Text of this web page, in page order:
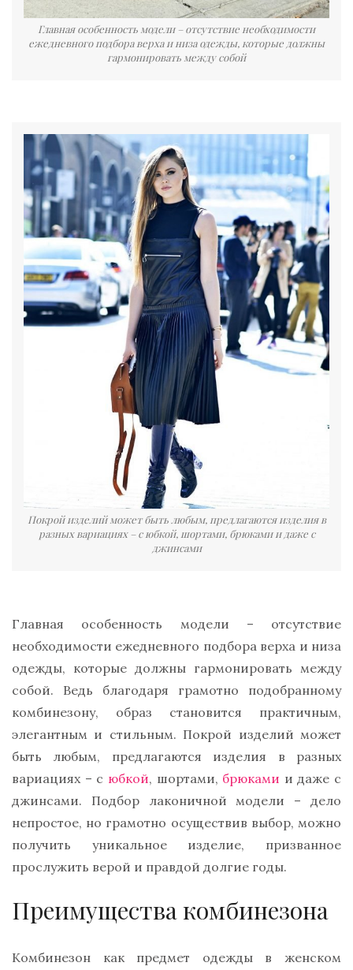
Главная особенность модели – отсутствие необходимости
ежедневного подбора верха и низа одежды, которые должны
гармонировать между собой
Покрой изделий может быть любым, предлагаются изделия в
разных вариациях – с юбкой, шортами, брюками и даже с
джинсами
Главная особенность модели – отсутствие
необходимости ежедневного подбора верха и низа
одежды, которые должны гармонировать между
собой. Ведь благодаря грамотно подобранному
комбинезону, образ становится практичным,
элегантным и стильным. Покрой изделий может
быть любым, предлагаются изделия в разных
вариациях – с юбкой, шортами, брюками и даже с
джинсами. Подбор лаконичной модели – дело
непростое, но грамотно осуществив выбор, можно
получить уникальное изделие, призванное
прослужить верой и правдой долгие годы.
Преимущества комбинезона
Комбинезон как предмет одежды в женском